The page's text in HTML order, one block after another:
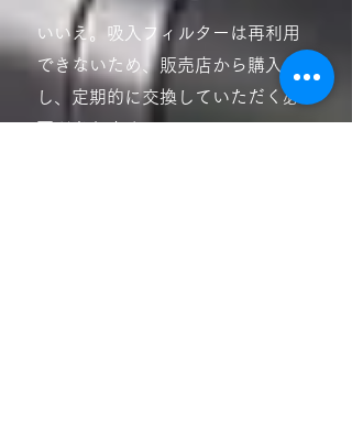
いいえ。吸入フィルターは再利用
できないため、販売店から購入
し、定期的に交換していただく必